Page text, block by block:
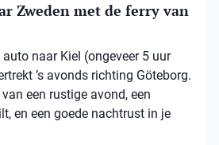
Zweden met de ferry van
naar Kiel (ongeveer 5 uur
’s avonds richting Göteborg.
een rustige avond, een
en een goede nachtrust in je